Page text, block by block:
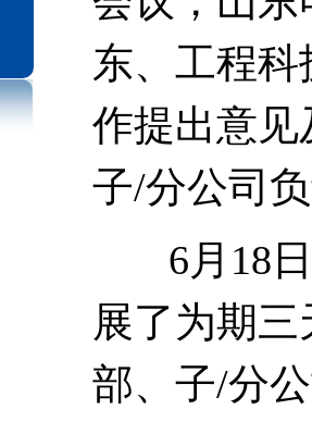
东、工程
作提出意
子/分公司
6月18日
展了为期
部、子/分